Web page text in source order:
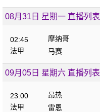
08月31日 星期一 直播列表
02:45
法甲
摩纳哥
马赛
09月05日 星期六 直播列表
23:00
法甲
昂热
雷恩